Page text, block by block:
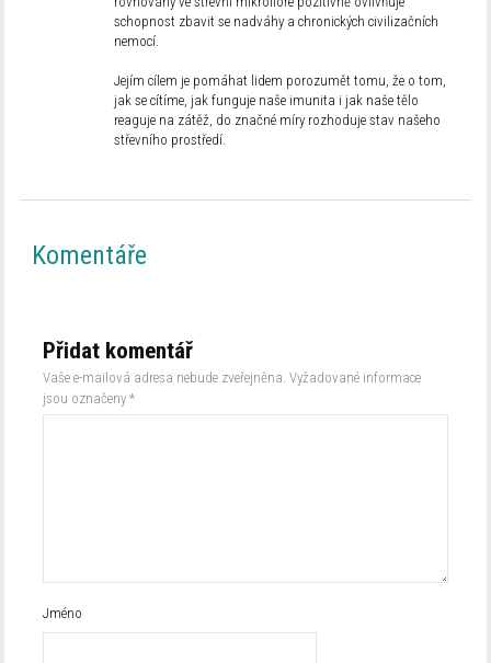
schopnost zbavit se nadváhy a chronických civilizačních
nemocí.
Jejím cílem je pomáhat lidem porozumět tomu, že o tom,
jak se cítíme, jak funguje naše imunita i jak naše tělo
reaguje na zátěž, do značné míry rozhoduje stav našeho
střevního prostředí.
Komentáře
Přidat komentář
Vaše e-mailová adresa nebude zveřejněna. Vyžadované informace
jsou označeny*
Jméno